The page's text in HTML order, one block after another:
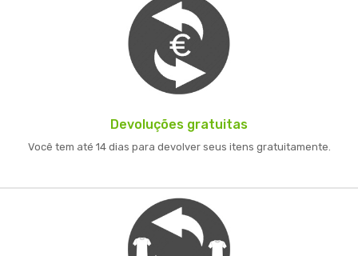
Devoluções gratuitas
Você tem até 14 dias para devolver seus itens gratuitamente.